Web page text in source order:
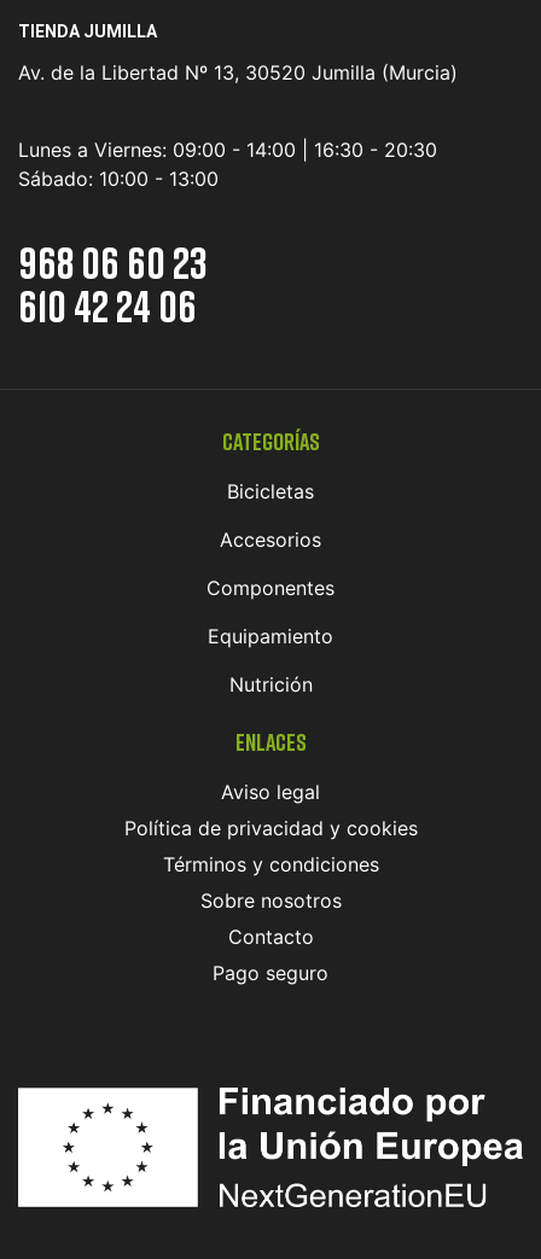
TIENDA JUMILLA
Av. de la Libertad Nº 13, 30520 Jumilla (Murcia)
Lunes a Viernes: 09:00 - 14:00 | 16:30 - 20:30
Sábado: 10:00 - 13:00
968 06 60 23
610 42 24 06
Categorías
Bicicletas
Accesorios
Componentes
Equipamiento
Nutrición
Enlaces
Aviso legal
Política de privacidad y cookies
Términos y condiciones
Sobre nosotros
Contacto
Pago seguro